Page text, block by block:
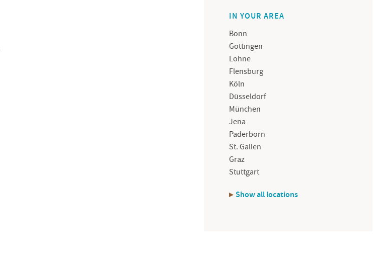
IN YOUR AREA
Bonn
Göttingen
Lohne
Flensburg
Köln
Düsseldorf
München
Jena
Paderborn
St. Gallen
Graz
Stuttgart
Show all locations